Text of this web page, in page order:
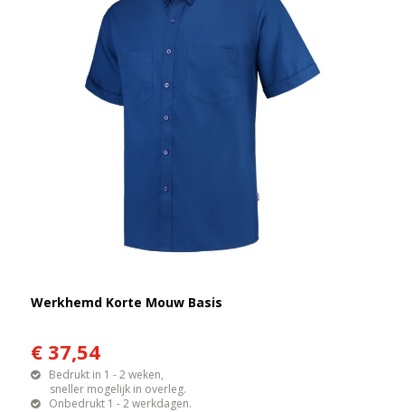
Werkhemd Korte Mouw Basis
€ 37,54
Bedrukt in 1 - 2 weken,
sneller mogelijk in overleg.
Onbedrukt 1 - 2 werkdagen.